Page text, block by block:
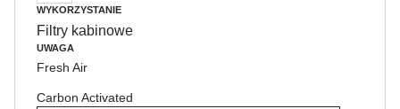
WYKORZYSTANIE
Filtry kabinowe
UWAGA
Fresh Air
Carbon Activated